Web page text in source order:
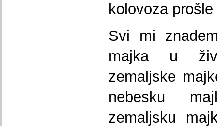
kolovoza
Svi mi
majka u
zemaljske
nebesku
zemaljsku